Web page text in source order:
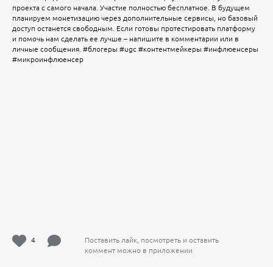
проекта с самого начала. Участие полностью бесплатное. В будущем
планируем монетизацию через дополнительные сервисы, но базовый
доступ останется свободным. Если готовы протестировать платформу
и помочь нам сделать ее лучше – напишите в комментарии или в
личные сообщения. #блогеры #ugc #контентмейкеры #инфлюенсеры
#микроинфлюенсер
4
Поставить лайк, посмотреть и оставить
коммент можно в приложении